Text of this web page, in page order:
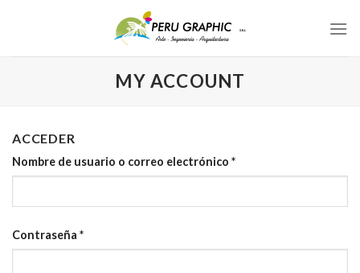
MY ACCOUNT
ACCEDER
Nombre de usuario o correo electrónico *
Contraseña *